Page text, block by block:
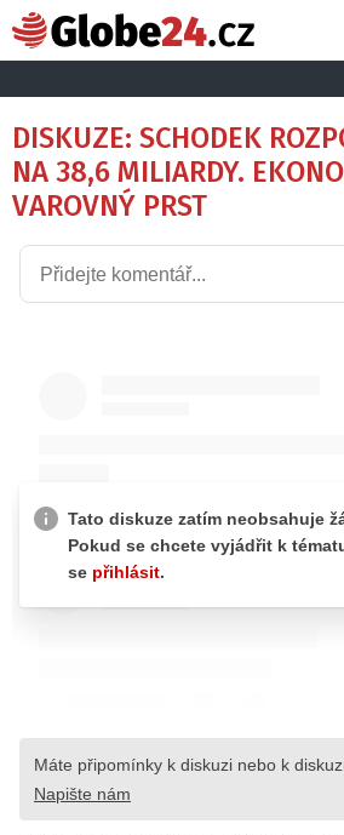
DISKUZE: SCHODEK
NA 38,6 MILIARDY.
VAROVNÝ PRST